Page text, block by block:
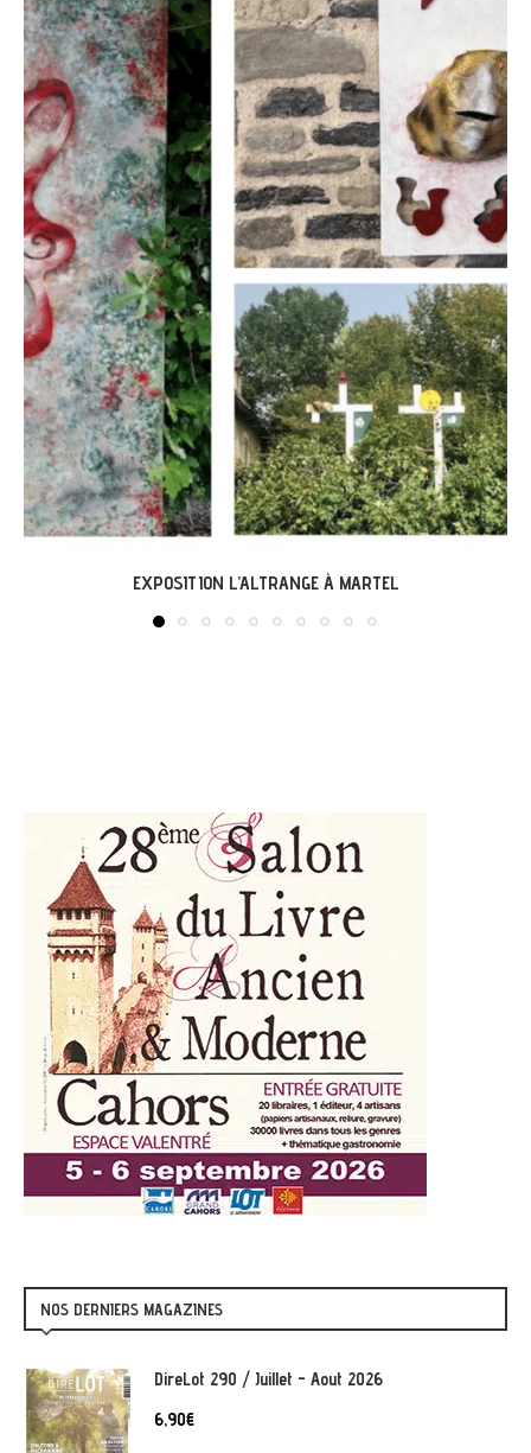
L’ALTRANGE À MARTEL
NOS DERNIERS MAGAZINES
DireLot 290 / Juillet - Aout 2026
6,90€